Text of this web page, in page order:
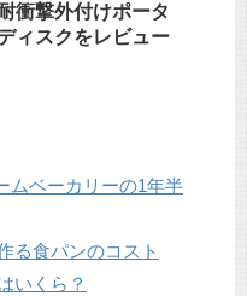
衝撃外付けポータ
ィスクをレビュー
ムベーカリーの1年半
る食パンのコスト
いくら？